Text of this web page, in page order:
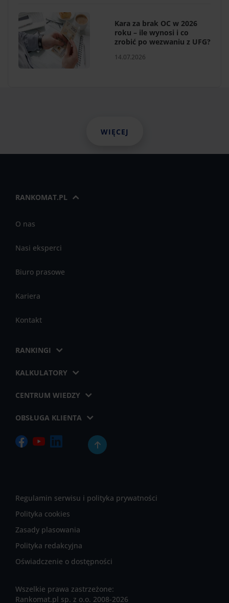
Kara za brak OC w 2026
roku – ile wynosi i co
zrobić po wezwaniu z UFG?
14.07.2026
WIĘCEJ
WIĘCEJ
RANKOMAT.PL
O nas
Nasi eksperci
Biuro prasowe
Kariera
Kontakt
RANKINGI
KALKULATORY
CENTRUM WIEDZY
OBSŁUGA KLIENTA
Regulamin serwisu i polityka prywatności
Polityka cookies
Zasady plasowania
Polityka redakcyjna
Oświadczenie o dostępności
Wszelkie prawa zastrzeżone:
Rankomat.pl sp. z o.o. 2008-2026